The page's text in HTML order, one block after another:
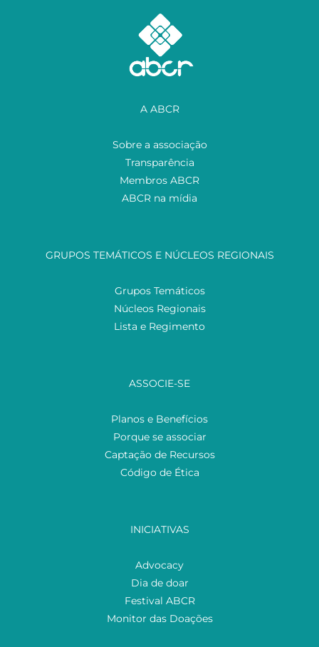
A ABCR
Sobre a associação
Transparência
Membros ABCR
ABCR na mídia
GRUPOS TEMÁTICOS E NÚCLEOS REGIONAIS
Grupos Temáticos
Núcleos Regionais
Lista e Regimento
ASSOCIE-SE
Planos e Benefícios
Porque se associar
Captação de Recursos
Código de Ética
INICIATIVAS
Advocacy
Dia de doar
Festival ABCR
Monitor das Doações